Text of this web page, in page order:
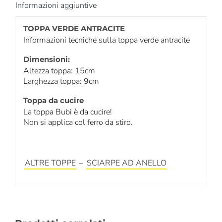
Informazioni aggiuntive
TOPPA VERDE ANTRACITE
Informazioni tecniche sulla toppa verde antracite
Dimensioni:
Altezza toppa: 15cm
Larghezza toppa: 9cm
Toppa da cucire
La toppa Bubi è da cucire!
Non si applica col ferro da stiro.
ALTRE TOPPE – SCIARPE AD ANELLO